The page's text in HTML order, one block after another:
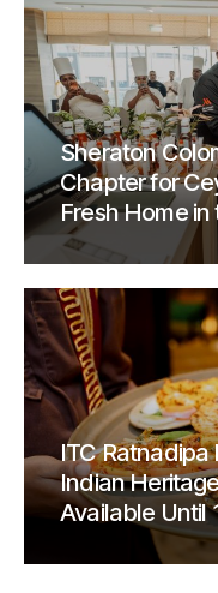
Sheraton
Chapter for
Fresh Home
ITC Ratnadipa
Indian
Available Until